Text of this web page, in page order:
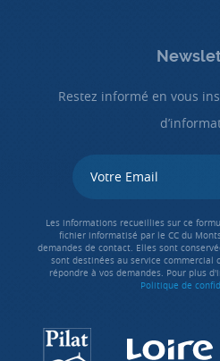
Restez informé en vous
Les informations recueillies sur ce
fichier informatisé par le CC du
demandes de contact. Elles sont
sont destinées au service commercial
répondre à vos demandes. Pour plus
Politique de